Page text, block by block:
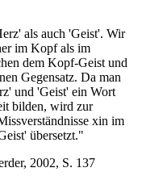
als auch 'Geist'. Wir
im Kopf als im
dem Kopf-Geist und
Gegensatz. Da man
und 'Geist' ein Wort
bilden, wird zur
xin im
übersetzt."
2002, S. 137